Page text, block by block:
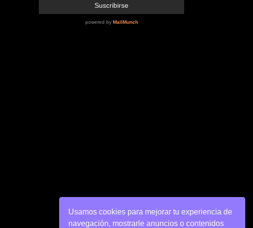
Usamos cookies para mejorar tu experiencia de
navegación, mostrarle anuncios o contenidos